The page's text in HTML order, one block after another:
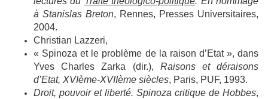
à Stanislas Breton, Rennes, Presses Universitaires,
2004.
Christian Lazzeri,
« Spinoza et le problème de la raison d’Etat », dans
Yves Charles Zarka (dir.), Raisons et déraisons
d’Etat, XVIème-XVIIème siècles, Paris, PUF, 1993.
Droit, pouvoir et liberté. Spinoza critique de Hobbes,